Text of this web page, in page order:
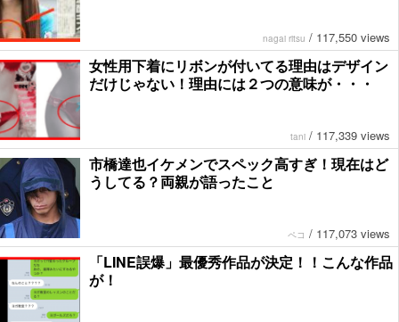
nagai ritsu / 117,550 views
女性用下着にリボンが付いてる理由はデザイン
だけじゃない！理由には２つの意味が・・・
tani / 117,339 views
市橋達也イケメンでスペック高すぎ！現在はど
うしてる？両親が語ったこと
ペコ / 117,073 views
「LINE誤爆」最優秀作品が決定！！こんな作品
が！